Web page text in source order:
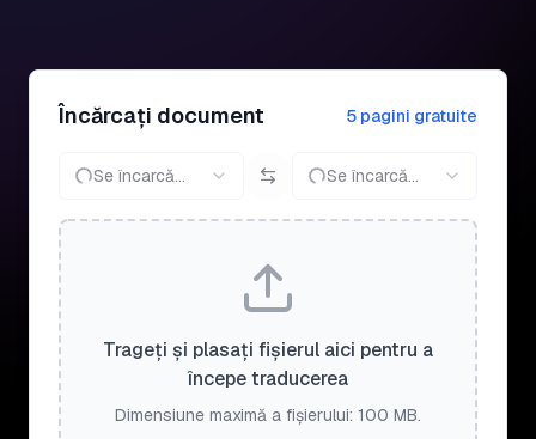
Încărcați document 5 pagini gratuite
Se încarcă... Se încarcă...
Trageți și plasați fișierul aici pentru a
începe traducerea
Dimensiune maximă a fișierului: 100 MB.